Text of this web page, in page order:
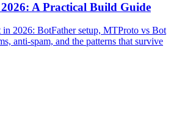
A Practical Build Guide
2026: BotFather setup, MTProto vs Bot
anti-spam, and the patterns that survive